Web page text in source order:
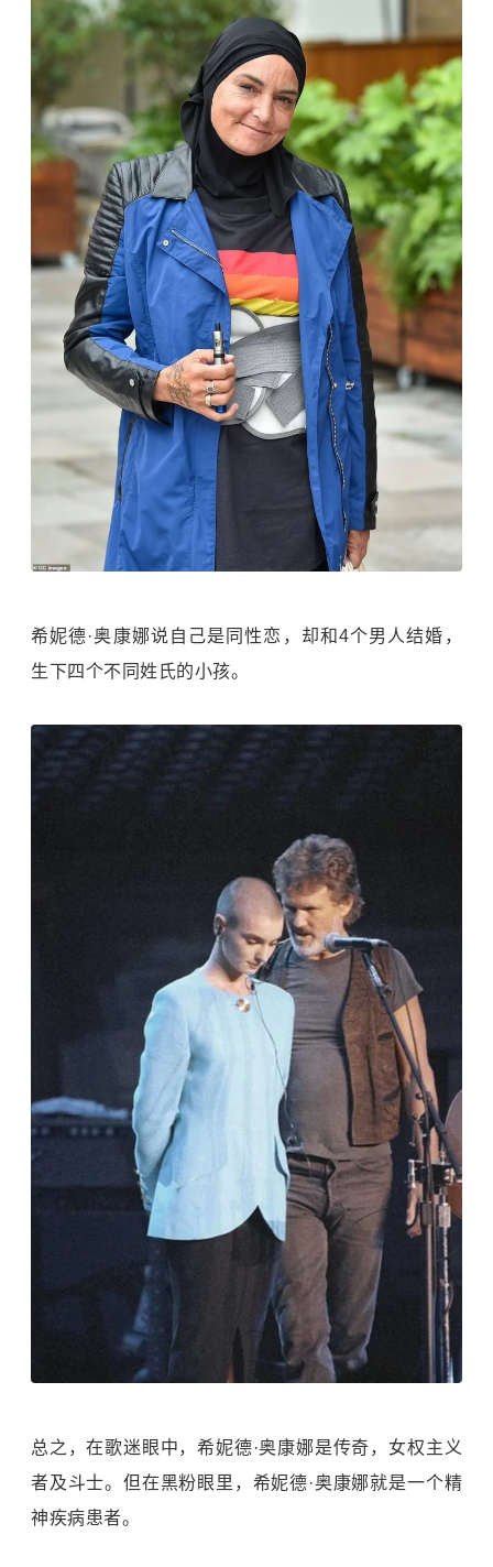
希妮德·奥康娜说自己是同性恋，却和4个男人结婚，
生下四个不同姓氏的小孩。
总之，在歌迷眼中，希妮德·奥康娜是传奇，女权主义
者及斗士。但在黑粉眼里，希妮德·奥康娜就是一个精
神疾病患者。